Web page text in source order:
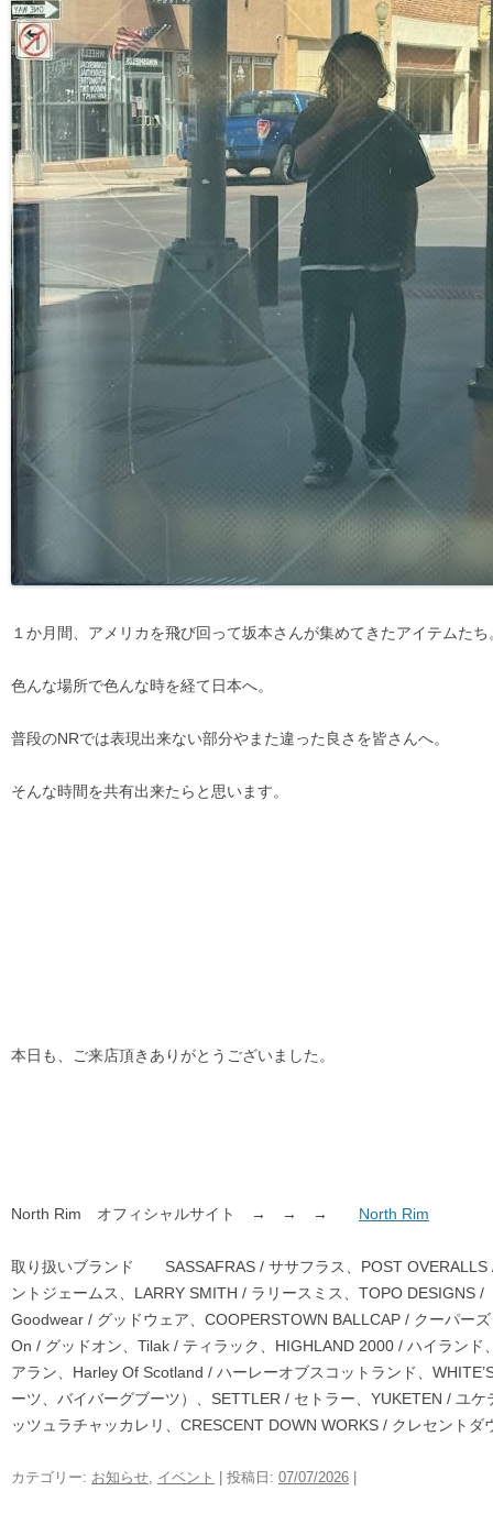
１か月間、アメリカを飛び回って坂本さんが集めてきたアイテムたち
色んな場所で色んな時を経て日本へ。
普段のNRでは表現出来ない部分やまた違った良さを皆さんへ。
そんな時間を共有出来たらと思います。
本日も、ご来店頂きありがとうございました。
North Rim オフィシャルサイト → → → North Rim
取り扱いブランド SASSAFRAS / ササフラス、POST OVERALLS
ントジェームス、LARRY SMITH / ラリースミス、TOPO DESIGNS
Goodwear / グッドウェア、COOPERSTOWN BALLCAP / クーパー
On / グッドオン、Tilak / ティラック、HIGHLAND 2000 / ハイラン
アラン、Harley Of Scotland / ハーレーオブスコットランド、
ーツ、バイバーグブーツ）、SETTLER / セトラー、YUKETEN / ユ
ッツュラチャッカレリ、CRESCENT DOWN WORKS / クレセントダ
カテゴリー: お知らせ, イベント | 投稿日: 07/07/2026